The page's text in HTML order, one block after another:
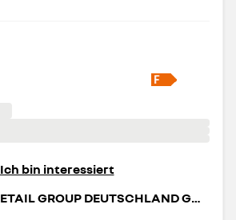
Ich bin interessiert
RENAULT RETAIL GROUP DEUTSCHLAND GMBH